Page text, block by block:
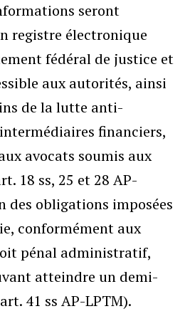
seront
registre électronique
fédéral de justice et
aux autorités, ainsi
de la lutte anti-
financiers,
avocats soumis aux
18 ss, 25 et 28 AP-
des obligations imposées
conformément aux
pénal administratif,
atteindre un demi-
41 ss AP-LPTM).